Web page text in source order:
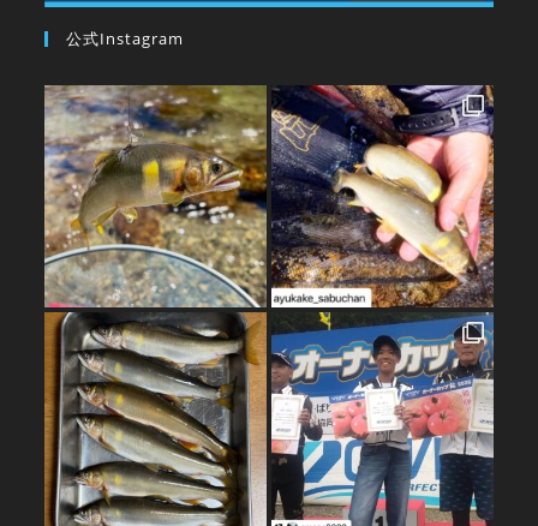
公式Instagram